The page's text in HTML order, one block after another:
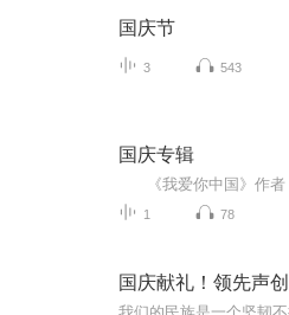
国庆节
3 543
国庆专辑
1 78
国庆献礼！领先声